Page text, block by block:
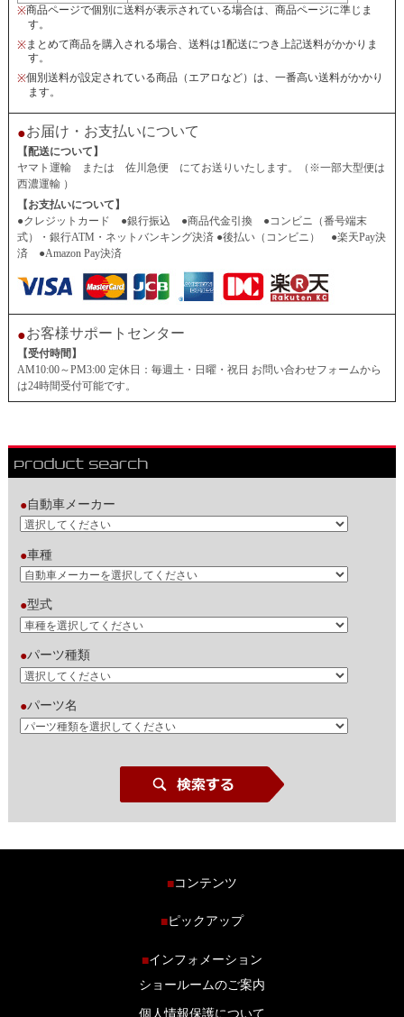
※商品ページで個別に送料が表示されている場合は、商品ページに準じま
す。
※まとめて商品を購入される場合、送料は1配送につき上記送料がかかりま
す。
※個別送料が設定されている商品（エアロなど）は、一番高い送料がかかり
ます。
●お届け・お支払いについて
【配送について】
ヤマト運輸 または 佐川急便 にてお送りいたします。（※一部大型便は
西濃運輸 ）
【お支払いについて】
●クレジットカード ●銀行振込 ●商品代金引換 ●コンビニ（番号端末
式）・銀行ATM・ネットバンキング決済 ●後払い（コンビニ） ●楽天Pay決
済 ●Amazon Pay決済
●お客様サポートセンター
【受付時間】
AM10:00～PM3:00 定休日：毎週土・日曜・祝日 お問い合わせフォームから
は24時間受付可能です。
●自動車メーカー
●車種
●型式
●パーツ種類
●パーツ名
■コンテンツ
商品ラインナップ
ブログ
■ピックアップ
■インフォメーション
ショールームのご案内
個人情報保護について